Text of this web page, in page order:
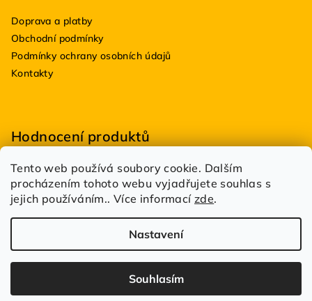
Tento web používá soubory cookie. Dalším
procházením tohoto webu vyjadřujete souhlas s
jejich používáním.. Více informací zde.
Nastavení
Souhlasím
Doprava a platby
Obchodní podmínky
Podmínky ochrany osobních údajů
Kontakty
Hodnocení produktů
BioDRY bakterie do suchých WC 100g
Hodnocení produktu je 5 z 5 hvězdiček.
|
Estetik Profi
Hodnocení produktu je 5 z 5 hvězdiček.
|
Vytvořil Shoptet